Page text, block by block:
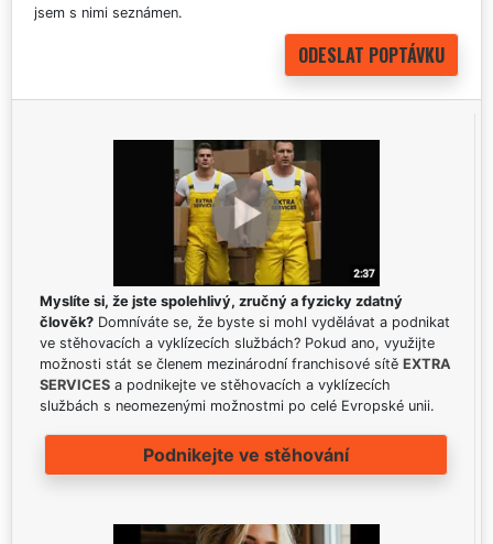
jsem s nimi seznámen.
Myslíte si, že jste spolehlivý, zručný a fyzicky zdatný
člověk? Domníváte se, že byste si mohl vydělávat a podnikat
ve stěhovacích a vyklízecích službách? Pokud ano, využijte
možnosti stát se členem mezinárodní franchisové sítě EXTRA
SERVICES a podnikejte ve stěhovacích a vyklízecích
službách s neomezenými možnostmi po celé Evropské unii.
Podnikejte ve stěhování